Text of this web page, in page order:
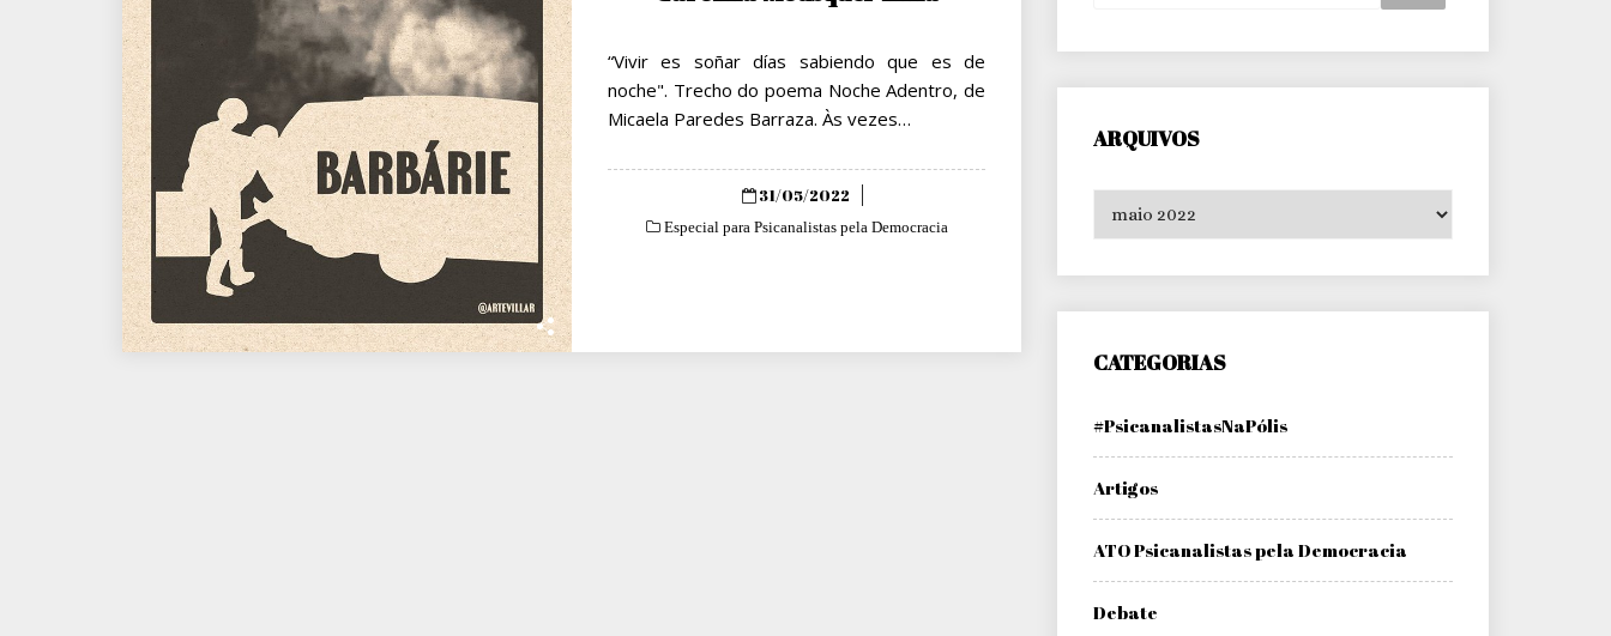
“Vivir es soñar días sabiendo que es de
noche". Trecho do poema Noche Adentro, de
Micaela Paredes Barraza. Às vezes…
Posted
31/05/2022
Especial para Psicanalistas pela Democracia
ARQUIVOS
CATEGORIAS
#PsicanalistasNaPólis
Artigos
ATO Psicanalistas pela Democracia
Debate